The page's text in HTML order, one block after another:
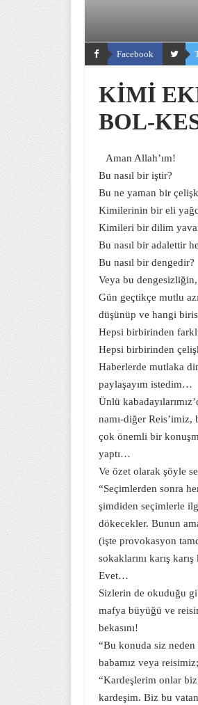
Facebook
KİMİ
BOL-
Aman Allah’ım!
Bu nasıl bir iştir?
Bu ne yaman bir
Kimilerinin bir eli
Kimileri bir dilim
Bu nasıl bir adalettir
Bu nasıl bir dengedir?
Veya bu
Gün geçtikçe mutlu
düşünüp ve hangi
Hepsi birbirinden
Hepsi birbirinden
Haberlerde mutlaka
paylaşayım istedim…
Ünlü
namı-diğer
çok önemli bir
yaptı…
Ve özet olarak şöyle
“Seçimlerden sonra
şimdiden seçimlerle
dökecekler. Bunun
(işte provokasyon
sokaklarını karış
Evet…
Sizlerin de okuduğu
mafya büyüğü ve
bekasını!
“Bu konuda siz neden
babamız veya reisimiz;
“Kardeşlerim onlar
kardeşim. Biz bu